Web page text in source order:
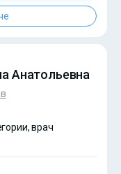
Анатольевна
врач